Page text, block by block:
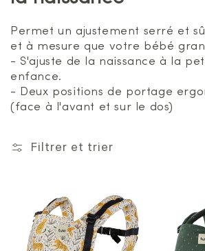
Permet un ajustement serré et
et à mesure que votre bébé
- S'ajuste de la naissance à la
enfance.
- Deux positions de portage
(face à l'avant et sur le dos)
Filtrer et trier